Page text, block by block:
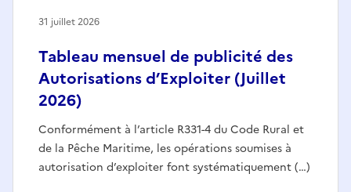
Tableau mensuel de publicité des
Autorisations d’Exploiter (Juillet
2026)
Conformément à l’article R331-4 du Code Rural et
de la Pêche Maritime, les opérations soumises à
autorisation d’exploiter font systématiquement (…)
31 juillet 2026